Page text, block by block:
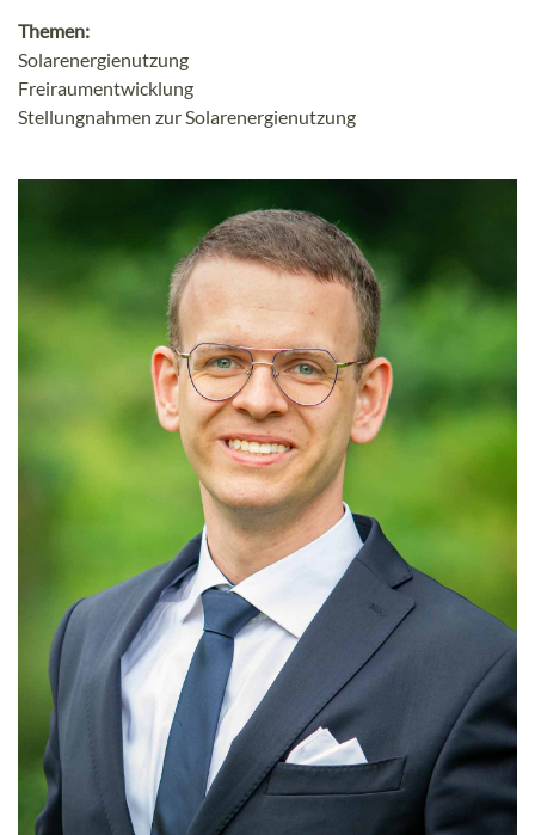
Themen:
Solarenergienutzung
Freiraumentwicklung
Stellungnahmen zur Solarenergienutzung